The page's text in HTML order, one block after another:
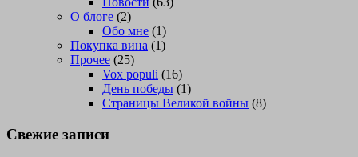
О блоге (2)
Обо мне (1)
Покупка вина (1)
Прочее (25)
Vox populi (16)
День победы (1)
Страницы Великой войны (8)
Свежие записи